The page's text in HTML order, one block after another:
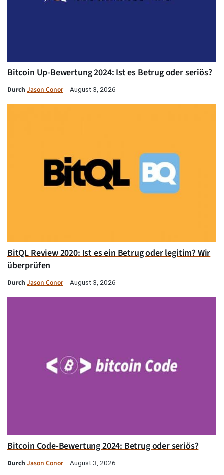
Bitcoin Up-Bewertung 2024: Ist es Betrug oder seriös?
Durch Jason Conor August 3, 2026
BitQL Review 2020: Ist es ein Betrug oder legitim? Wir
überprüfen
Durch Jason Conor August 3, 2026
Bitcoin Code-Bewertung 2024: Betrug oder seriös?
Durch Jason Conor August 3, 2026